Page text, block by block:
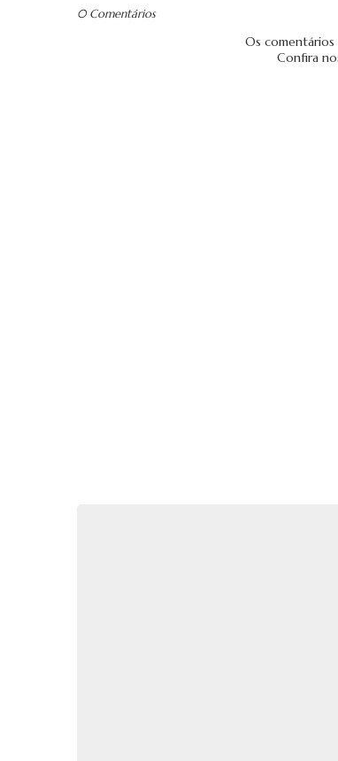
0 Comentários
Os comentários
Confira